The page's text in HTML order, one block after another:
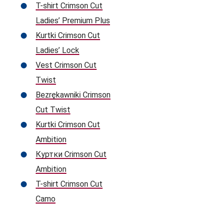
T-shirt Crimson Cut
Ladies’ Premium Plus
Kurtki Crimson Cut
Ladies’ Lock
Vest Crimson Cut
Twist
Bezrękawniki Crimson
Cut Twist
Kurtki Crimson Cut
Ambition
Куртки Crimson Cut
Ambition
T-shirt Crimson Cut
Camo